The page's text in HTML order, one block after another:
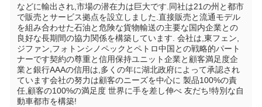
などに輸出され,市場の潜在力は巨大です.同社は21の州と都市
で販売とサービス拠点を設立しました.直接販売と流通モデル
を組み合わせた石油と危険な貨物輸送の主要な国内企業との
良好な長期間の協力関係を構築しています. 会社は,東フェン,
ジファン,フォトンシノペックとペトロ中国との戦略的パート
ナーです契約の尊重と信用保持ユニット企業と顧客満足度企
業と銀行AAAの信用は,多くの年に湖北政府によって承認され
ています会社の努力は顧客のニーズを中心に 製品100%の責
任,顧客の100%の満足度 世界に手を差し伸べ 友だち!特別な自
動車都市を構築!